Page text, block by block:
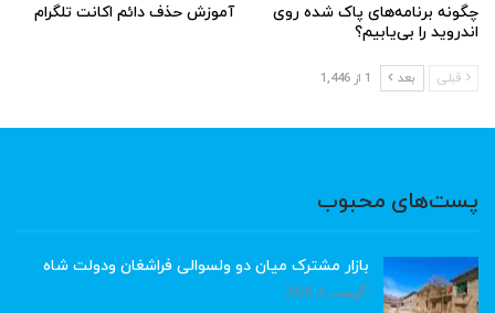
چگونه برنامه‌های پاک شده روی
اندروید را بی‌یابیم؟
آموزش حذف دائم اکانت تلگرام
قبلی بعد 1 از 1,446
پست‌های محبوب
بازار مشترک میان دو ولسوالی فراشغان ودولت شاه
آگوست 8, 2026